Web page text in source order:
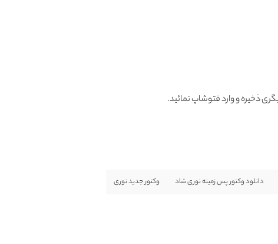
دانلود وکتور پس زمینه نوری شاد وکتور جدید نوری